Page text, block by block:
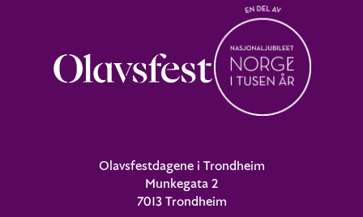
Olavsfestdagene i Trondheim
Munkegata 2
7013 Trondheim